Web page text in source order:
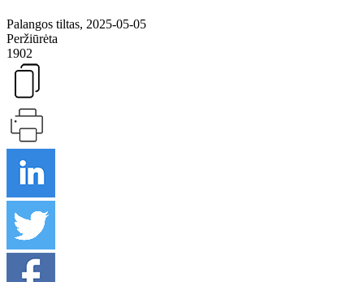
Palangos tiltas, 2025-05-05
Peržiūrėta
1902